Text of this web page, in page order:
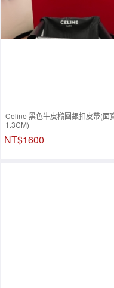
Celine 黑色牛皮橢圓銀扣皮帶(面
1.3CM)
NT$1600